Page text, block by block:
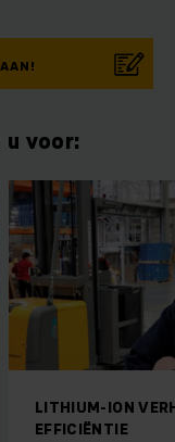
voor:
LITHIUM-ION
EFFICIËNTIE